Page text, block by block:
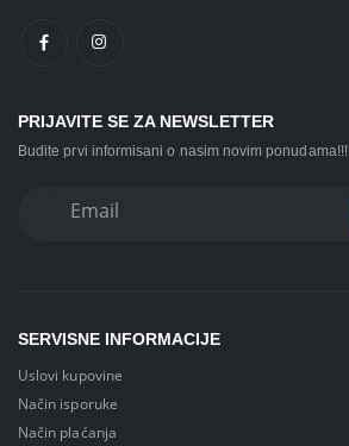
PRIJAVITE SE ZA NEWSLETTER
Budite prvi informisani o nasim novim ponudama!!!
SERVISNE INFORMACIJE
Uslovi kupovine
Način isporuke
Način plaćanja